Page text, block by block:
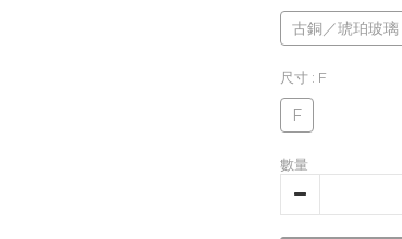
古銅／琥珀玻璃
尺寸 : F
F
數量